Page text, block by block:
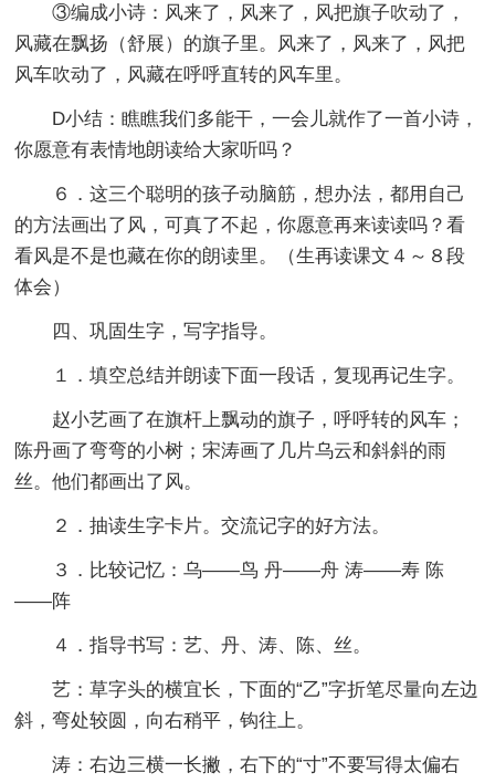
③编成小诗：风来了，风来了，风把旗子吹动了，
风藏在飘扬（舒展）的旗子里。风来了，风来了，风把
风车吹动了，风藏在呼呼直转的风车里。
D小结：瞧瞧我们多能干，一会儿就作了一首小诗，
你愿意有表情地朗读给大家听吗？
６．这三个聪明的孩子动脑筋，想办法，都用自己
的方法画出了风，可真了不起，你愿意再来读读吗？看
看风是不是也藏在你的朗读里。（生再读课文４～８段
体会）
四、巩固生字，写字指导。
１．填空总结并朗读下面一段话，复现再记生字。
赵小艺画了在旗杆上飘动的旗子，呼呼转的风车；
陈丹画了弯弯的小树；宋涛画了几片乌云和斜斜的雨
丝。他们都画出了风。
２．抽读生字卡片。交流记字的好方法。
３．比较记忆：乌――鸟 丹――舟 涛――寿 陈
――阵
４．指导书写：艺、丹、涛、陈、丝。
艺：草字头的横宜长，下面的“乙”字折笔尽量向左边
斜，弯处较圆，向右稍平，钩往上。
涛：右边三横一长撇，右下的“寸”不要写得太偏右